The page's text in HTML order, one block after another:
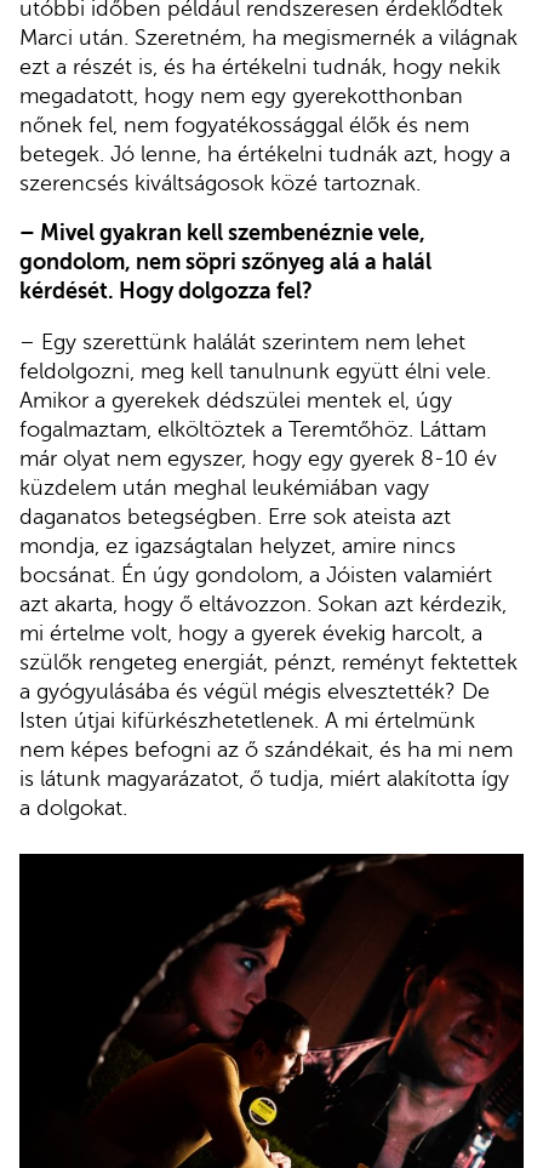
utóbbi időben például rendszeresen érdeklődtek
Marci után. Szeretném, ha megismernék a világnak
ezt a részét is, és ha értékelni tudnák, hogy nekik
megadatott, hogy nem egy gyerekotthonban
nőnek fel, nem fogyatékossággal élők és nem
betegek. Jó lenne, ha értékelni tudnák azt, hogy a
szerencsés kiváltságosok közé tartoznak.
– Mivel gyakran kell szembenéznie vele,
gondolom, nem söpri szőnyeg alá a halál
kérdését. Hogy dolgozza fel?
– Egy szerettünk halálát szerintem nem lehet
feldolgozni, meg kell tanulnunk együtt élni vele.
Amikor a gyerekek dédszülei mentek el, úgy
fogalmaztam, elköltöztek a Teremtőhöz. Láttam
már olyat nem egyszer, hogy egy gyerek 8-10 év
küzdelem után meghal leukémiában vagy
daganatos betegségben. Erre sok ateista azt
mondja, ez igazságtalan helyzet, amire nincs
bocsánat. Én úgy gondolom, a Jóisten valamiért
azt akarta, hogy ő eltávozzon. Sokan azt kérdezik,
mi értelme volt, hogy a gyerek évekig harcolt, a
szülők rengeteg energiát, pénzt, reményt fektettek
a gyógyulásába és végül mégis elvesztették? De
Isten útjai kifürkészhetetlenek. A mi értelmünk
nem képes befogni az ő szándékait, és ha mi nem
is látunk magyarázatot, ő tudja, miért alakította így
a dolgokat.